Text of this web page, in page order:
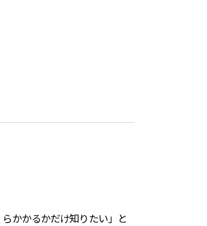
かかるかだけ知りたい」と